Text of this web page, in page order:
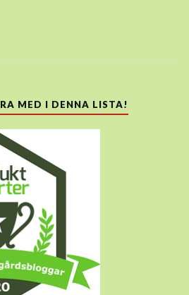
MED I DENNA LISTA!